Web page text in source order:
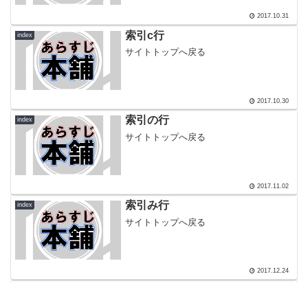
2017.10.31
index 索引c行
サイトトップへ戻る
2017.10.30
index 索引の行
サイトトップへ戻る
2017.11.02
index 索引み行
サイトトップへ戻る
2017.12.24